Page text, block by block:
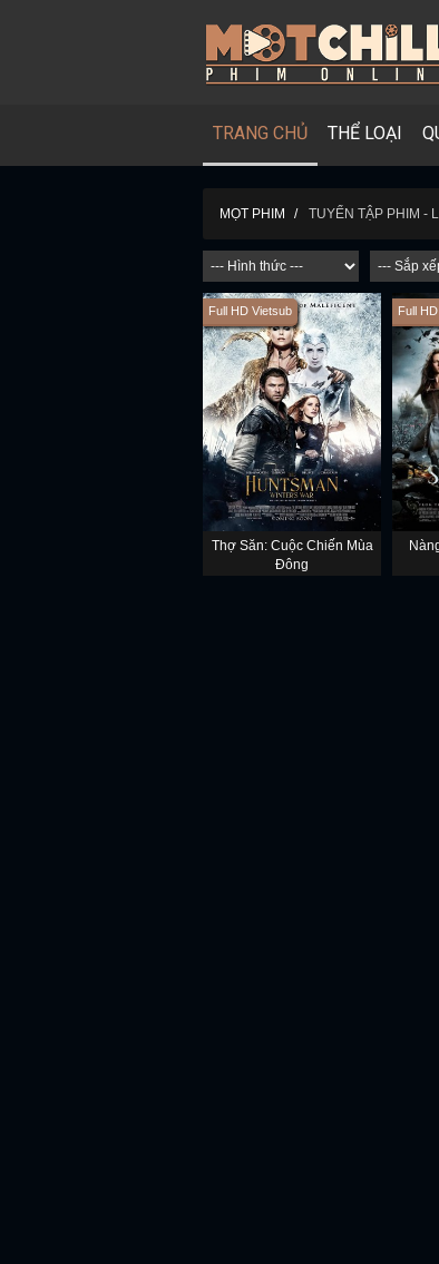
TRANG CHỦ THỂ LOẠI
MỌT PHIM TUYỂN TẬP PHIM -
Full HD Vietsub
Thợ Săn: Cuộc Chiến Mùa
Đông
Full